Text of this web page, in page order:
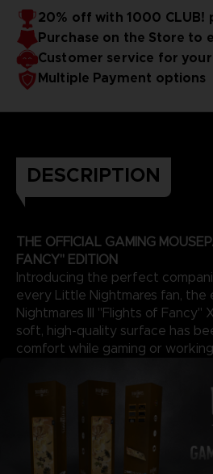
20% off with 1000 CLUB!
Purchase on the Store to
Customer service for your
Multiple Payment options
DESCRIPTION
THE OFFICIAL GAMING
FANCY" EDITION
Introducing the perfect
every Little Nightmares fan, the
Nightmares III "Flights of Fancy"
soft, high-quality surface has
comfort while gaming or